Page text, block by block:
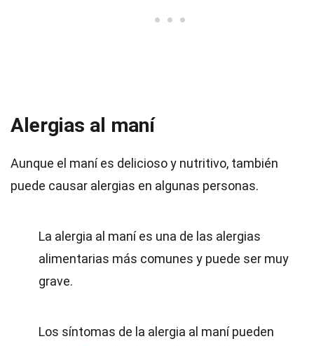
Alergias al maní
Aunque el maní es delicioso y nutritivo, también
puede causar alergias en algunas personas.
La alergia al maní es una de las alergias
alimentarias más comunes y puede ser muy
grave.
Los síntomas de la alergia al maní pueden